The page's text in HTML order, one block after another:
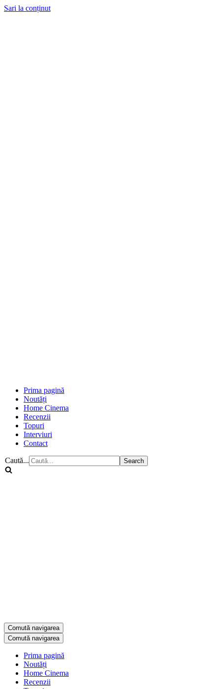
Sari la conținut
Prima pagină
Noutăți
Home Cinema
Recenzii
Topuri
Interviuri
Contact
Caută...
Comută navigarea
Comută navigarea
Prima pagină
Noutăți
Home Cinema
Recenzii